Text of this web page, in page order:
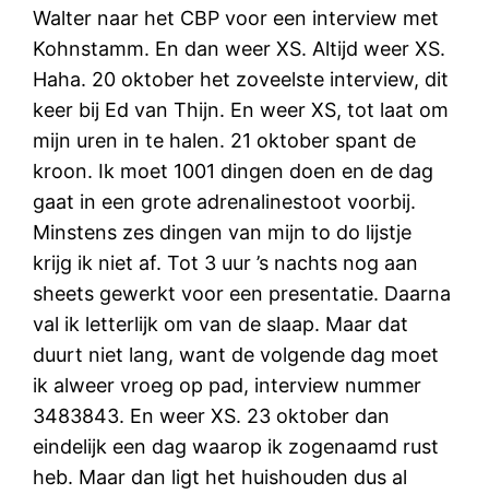
Walter naar het CBP voor een interview met
Kohnstamm. En dan weer XS. Altijd weer XS.
Haha. 20 oktober het zoveelste interview, dit
keer bij Ed van Thijn. En weer XS, tot laat om
mijn uren in te halen. 21 oktober spant de
kroon. Ik moet 1001 dingen doen en de dag
gaat in een grote adrenalinestoot voorbij.
Minstens zes dingen van mijn to do lijstje
krijg ik niet af. Tot 3 uur ’s nachts nog aan
sheets gewerkt voor een presentatie. Daarna
val ik letterlijk om van de slaap. Maar dat
duurt niet lang, want de volgende dag moet
ik alweer vroeg op pad, interview nummer
3483843. En weer XS. 23 oktober dan
eindelijk een dag waarop ik zogenaamd rust
heb. Maar dan ligt het huishouden dus al